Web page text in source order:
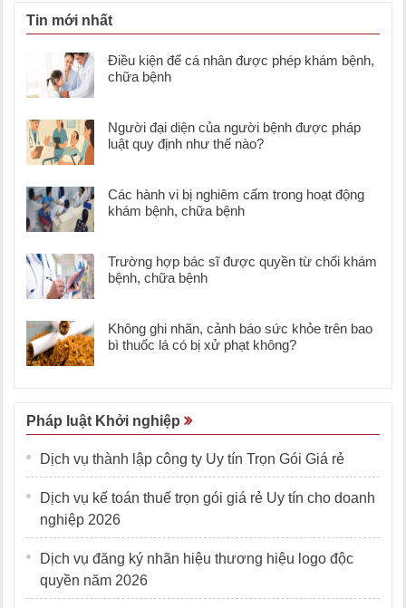
Tin mới nhất
Điều kiện để cá nhân được phép khám bệnh,
chữa bệnh
Người đại diện của người bệnh được pháp
luật quy định như thế nào?
Các hành vi bị nghiêm cấm trong hoạt động
khám bệnh, chữa bệnh
Trường hợp bác sĩ được quyền từ chối khám
bệnh, chữa bệnh
Không ghi nhãn, cảnh báo sức khỏe trên bao
bì thuốc lá có bị xử phạt không?
Pháp luật Khởi nghiệp
Dịch vụ thành lập công ty Uy tín Trọn Gói Giá rẻ
Dịch vụ kế toán thuế trọn gói giá rẻ Uy tín cho doanh
nghiệp 2026
Dịch vụ đăng ký nhãn hiệu thương hiệu logo độc
quyền năm 2026